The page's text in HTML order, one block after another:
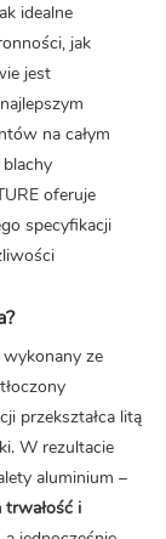
idealne
jak
jest
na całym
oferuje
specyfikacji
wykonany ze
przekształca litą
W rezultacie
aluminium –
i